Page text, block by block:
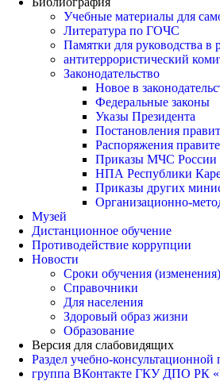
Учебные материалы для
Литература по ГОЧС
Памятки для руководства в
антитеррористический
Законодательство
Новое в
Федеральные законы
Указы Президента
Постановления
Распоряжения
Приказы МЧС России
НПА Республики
Приказы других
Организационно-
Музей
Дистанционное обучение
Противодействие коррупции
Новости
Сроки обучения (изменения)
Справочники
Для населения
Здоровый образ жизни
Образование
Версия для слабовидящих
Раздел учебно-
группа ВКонтакте ГКУ ДПО РК